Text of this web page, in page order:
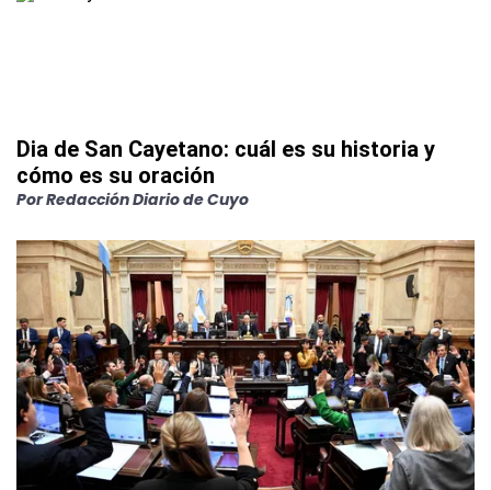
Dia de San Cayetano: cuál es su historia y
cómo es su oración
PorRedacción Diario de Cuyo